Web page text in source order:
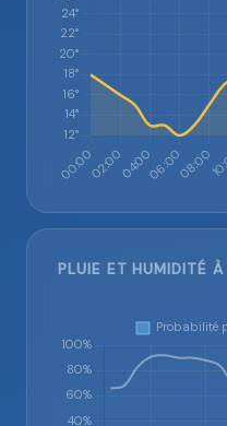
PLUIE ET HUMIDITÉ